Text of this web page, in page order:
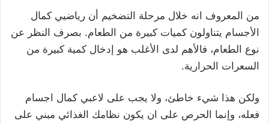
من المعروف انه خلال مرحلة التضخيم أن رياضيي كمال
الأجسام يتناولون كميات كبيرة من الطعام. بصرف النظر عن
نوع الطعام، فالأهم لدى الأغلب هو إدخال كمية كبيرة من
السعرات الحرارية.
ولكن هذا شيء خاطئ، ولا يجب على لاعبي كمال اجسام
فعله، وإنما الحرص على ان يكون نظامك الغذائي مبني على